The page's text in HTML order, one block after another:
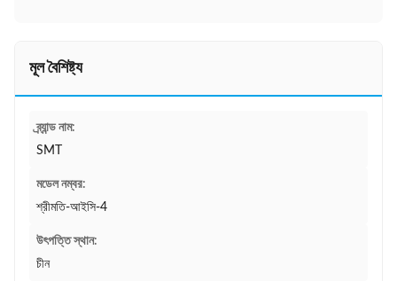
মূল বৈশিষ্ট্য
ব্র্যান্ড নাম:
SMT
মডেল নম্বর:
শ্রীমতি-আইসি-4
উৎপত্তি স্থান:
চীন